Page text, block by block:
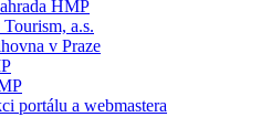
HMP
a.s.
v Praze
portálu a webmastera